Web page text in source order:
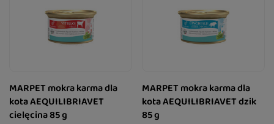
MARPET mokra karma dla
kota AEQUILIBRIAVET
cielęcina 85 g
MARPET mokra karma dla
kota AEQUILIBRIAVET dzik
85 g